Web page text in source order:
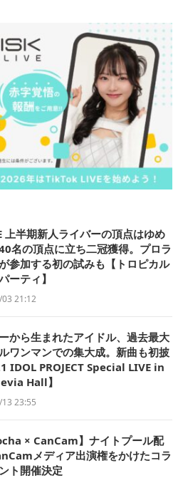
上半期新人ライバーの頂点はゆめ
名の頂点に立ち二冠獲得。プロラ
参加する初の試みも【トロピカル
ーティ】
21:12
から生まれたアイドル、過去最大
ワンマンでの集大成。新曲も初披
IDOL PROJECT Special LIVE in
Hall】
23:55
× CanCam】ナイトプール配
メディア出演権をかけたコラ
ト開催決定